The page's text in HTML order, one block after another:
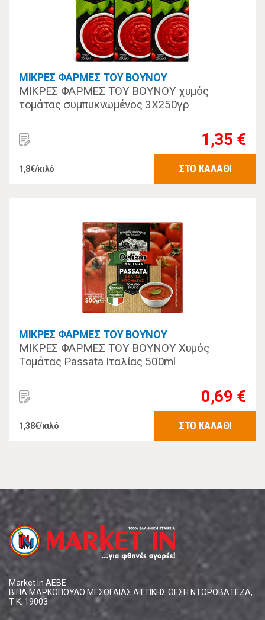
ΜΙΚΡΕΣ ΦΑΡΜΕΣ ΤΟΥ ΒΟΥΝΟΥ
ΜΙΚΡΕΣ ΦΑΡΜΕΣ ΤΟΥ ΒΟΥΝΟΥ χυμός
τομάτας συμπυκνωμένος 3Χ250γρ
1,35 €
1,8€/κιλό ΣΤΟ ΚΑΛΑΘΙ
ΜΙΚΡΕΣ ΦΑΡΜΕΣ ΤΟΥ ΒΟΥΝΟΥ
ΜΙΚΡΕΣ ΦΑΡΜΕΣ ΤΟΥ ΒΟΥΝΟΥ Χυμός
Τομάτας Passata Ιταλίας 500ml
0,69 €
1,38€/κιλό ΣΤΟ ΚΑΛΑΘΙ
Market In ΑΕΒΕ
ΒΙΠΑ ΜΑΡΚΟΠΟΥΛΟ ΜΕΣΟΓΑΙΑΣ ΑΤΤΙΚΗΣ ΘΕΣΗ ΝΤΟΡΟΒΑΤΕΖΑ,
Τ.Κ. 19003